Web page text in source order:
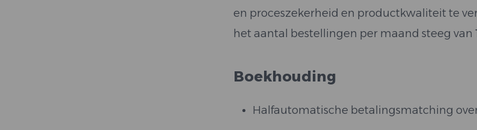
en proceszekerheid en productkwaliteit te
het aantal bestellingen per maand steeg van
Boekhouding
Halfautomatische betalingsmatching